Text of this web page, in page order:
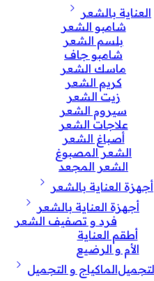
العناية بالشعر
شامبو الشعر
بلسم الشعر
شامبو جاف
ماسك الشعر
كريم الشعر
زيت الشعر
سيروم الشعر
علاجات الشعر
أصباغ الشعر
الشعر المصبوغ
الشعر المجعد
أجهزة العناية بالشعر
أجهزة العناية بالشعر
فرد و تصفيف الشعر
أطقم العناية
الأم و الرضيع
الماكياج و التجميل